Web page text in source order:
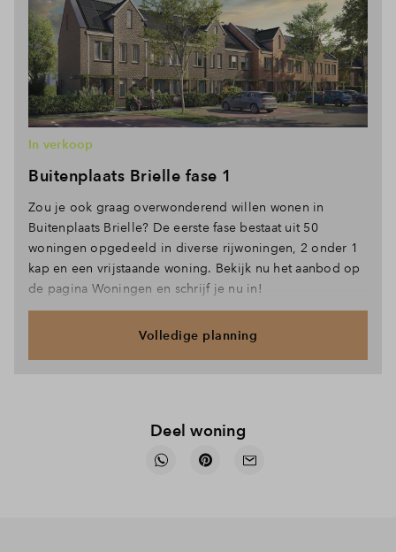
Buitenplaats Brielle fase 1
In verkoop
Zou je ook graag overwonderend willen wonen in
Buitenplaats Brielle? De eerste fase bestaat uit 50
woningen opgedeeld in diverse rijwoningen, 2 onder 1
kap en een vrijstaande woning. Bekijk nu het aanbod op
de pagina Woningen en schrijf je nu in!
Volledige planning
Deel woning